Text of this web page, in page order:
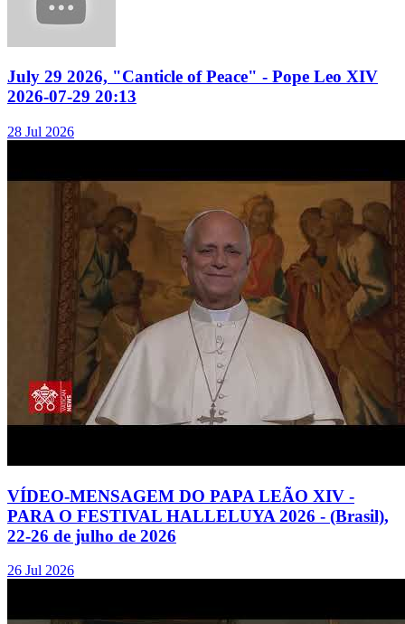
July 29 2026, "Canticle of Peace" - Pope Leo XIV
2026-07-29 20:13
28 Jul 2026
VÍDEO-MENSAGEM DO PAPA LEÃO XIV -
PARA O FESTIVAL HALLELUYA 2026 - (Brasil),
22-26 de julho de 2026
26 Jul 2026